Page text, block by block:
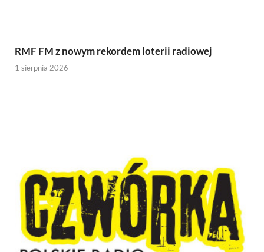
RMF FM z nowym rekordem loterii radiowej
1 sierpnia 2026